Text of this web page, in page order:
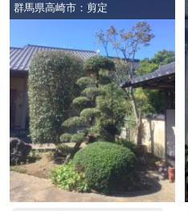
群馬県高崎市：剪定